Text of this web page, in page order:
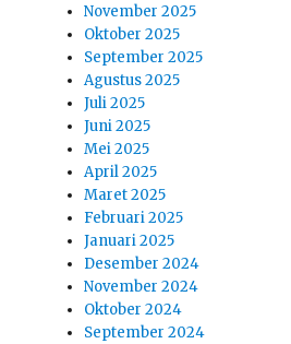
November 2025
Oktober 2025
September 2025
Agustus 2025
Juli 2025
Juni 2025
Mei 2025
April 2025
Maret 2025
Februari 2025
Januari 2025
Desember 2024
November 2024
Oktober 2024
September 2024